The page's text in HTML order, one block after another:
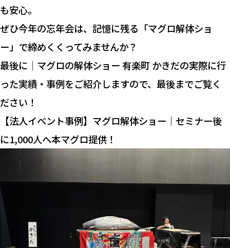
も安心。
ぜひ今年の忘年会は、記憶に残る「マグロ解体ショ
ー」で締めくくってみませんか？
最後に｜マグロの解体ショー 有楽町 かきだの実際に行
った実績・事例をご紹介しますので、最後までご覧く
ださい！
【法人イベント事例】マグロ解体ショー｜セミナー後
に1,000人へ本マグロ提供！